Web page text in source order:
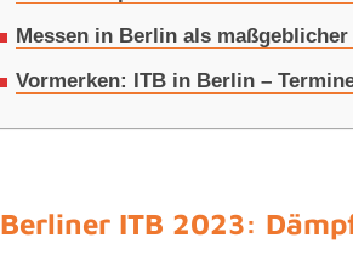
Messen in Berlin als
Vormerken: ITB in Berlin –
Berliner ITB 2023: